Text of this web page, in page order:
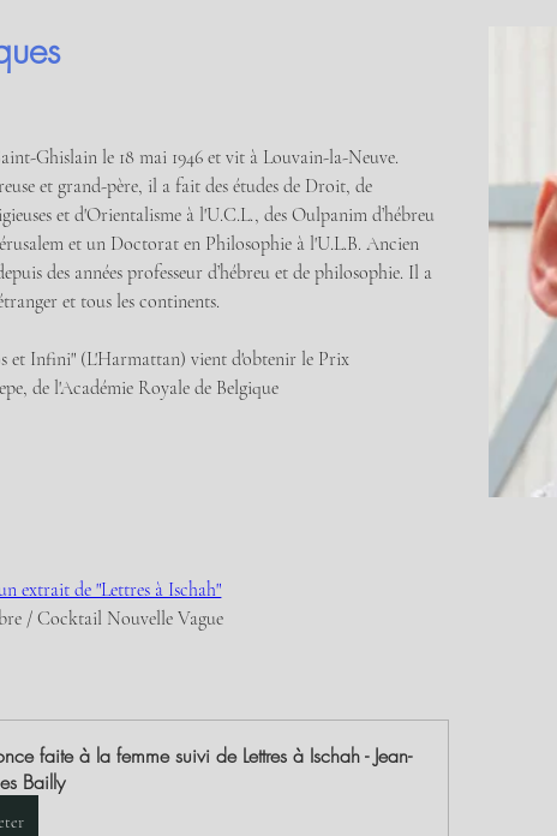
Ghislain le 18 mai 1946 et vit à Louvain-la-Neuve.
et grand-père, il a fait des études de Droit, de
et d'Orientalisme à l'U.C.L., des Oulpanim d’hébreu
et un Doctorat en Philosophie à l'U.L.B. Ancien
des années professeur d’hébreu et de philosophie. Il a
et tous les continents.
et Infini" (L'Harmattan) vient d'obtenir le Prix
de l'Académie Royale de Belgique
extrait de "Lettres à Ischah"
/ Cocktail Nouvelle Vague
faite à la femme suivi de Lettres à Ischah - Jean-
Bailly